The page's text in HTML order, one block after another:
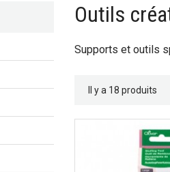
Outils
Supports et outils
Il y a 18 produits